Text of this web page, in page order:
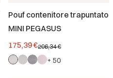
Pouf contenitore trapuntato
MINI PEGASUS
Prezzo promozionale
175,39 €206,34 €
+ 50